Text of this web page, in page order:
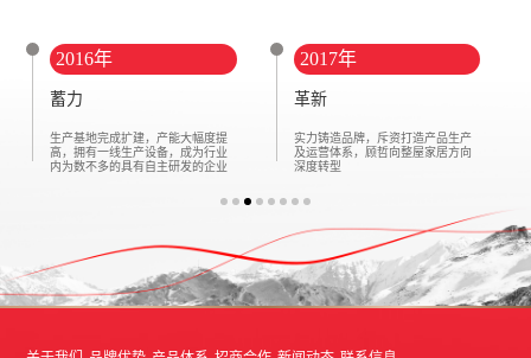
2016年
蓄力
生产基地完成扩建，产能大幅度提
高，拥有一线生产设备，成为行业
内为数不多的具有自主研发的企业
2017年
革新
实力铸造品牌，斥资打造产品生产
及运营体系，顾哲向整屋家居方向
深度转型